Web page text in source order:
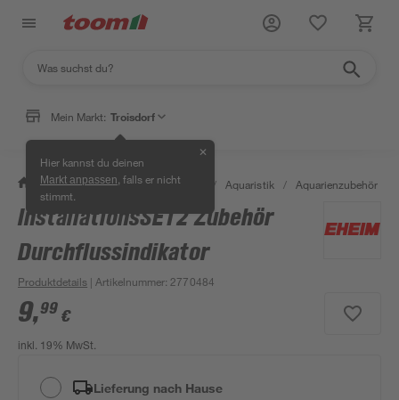
Mein Markt: Troisdorf
Hier kannst du deinen
Markt anpassen , falls er nicht
stimmt.
✕
/ Garten & Freizeit / Tierbedarf / Aquaristik / Aquarienzubehör
InstallationsSET2 Zubehör
Durchflussindikator
Produktdetails | Artikelnummer: 2770484
9,99 €
inkl. 19% MwSt.
Lieferung nach Hause